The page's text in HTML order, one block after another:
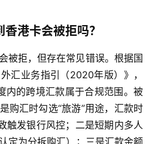
港卡会被拒吗？
被拒，但存在常见错误。根据国
汇业务指引（2020年版）》，
内的跨境汇款属于合规范围。被
购汇时勾选“旅游”用途，汇款时
触发银行风控；二是短期内多人